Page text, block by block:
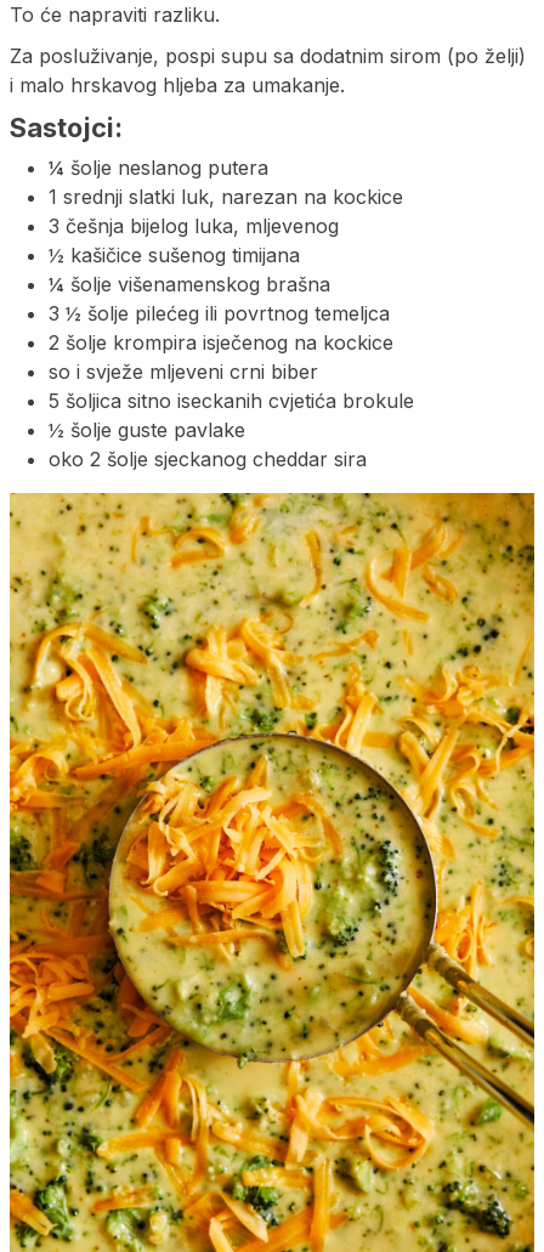
To će napraviti razliku.
Za posluživanje, pospi supu sa dodatnim sirom (po želji)
i malo hrskavog hljeba za umakanje.
Sastojci:
¼ šolje neslanog putera
1 srednji slatki luk, narezan na kockice
3 češnja bijelog luka, mljevenog
½ kašičice sušenog timijana
¼ šolje višenamenskog brašna
3 ½ šolje pilećeg ili povrtnog temeljca
2 šolje krompira isječenog na kockice
so i svježe mljeveni crni biber
5 šoljica sitno iseckanih cvjetića brokule
½ šolje guste pavlake
oko 2 šolje sjeckanog cheddar sira